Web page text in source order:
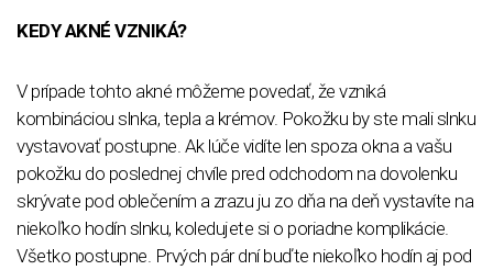
KEDY AKNÉ VZNIKÁ?
V prípade tohto akné môžeme povedať, že vzniká
kombináciou slnka, tepla a krémov. Pokožku by ste mali slnku
vystavovať postupne. Ak lúče vidíte len spoza okna a vašu
pokožku do poslednej chvíle pred odchodom na dovolenku
skrývate pod oblečením a zrazu ju zo dňa na deň vystavíte na
niekoľko hodín slnku, koledujete si o poriadne komplikácie.
Všetko postupne. Prvých pár dní buďte niekoľko hodín aj pod